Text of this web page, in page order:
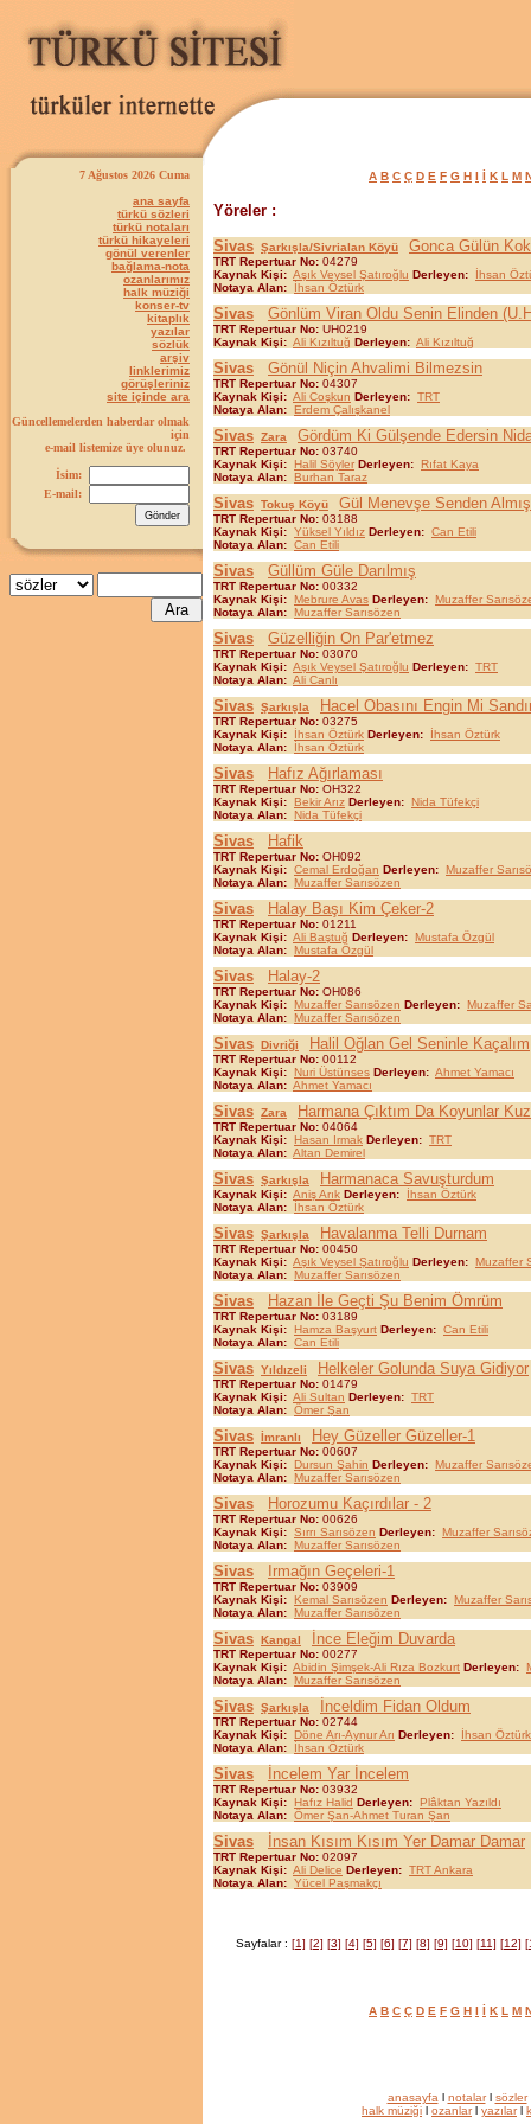
7 Ağustos 2026 Cuma
ana sayfa
türkü sözleri
türkü notaları
türkü hikayeleri
gönül verenler
bağlama-nota
ozanlarımız
halk müziği
konser-tv
kitaplık
yazılar
sözlük
arşiv
linklerimiz
görüşleriniz
site içinde ara
Güncellemelerden haberdar olmak
için
e-mail listemize üye olunuz.
İsim:
E-mail:
A B C Ç D E F G H I İ K L M
Yöreler :
Sivas Şarkışla/Sivrialan Köyü Gonca Gülün
TRT Repertuar No: 04279
Kaynak Kişi: Aşık Veysel Şatıroğlu Derleyen:
İhsan
Notaya Alan:
İhsan Öztürk
Sivas Gönlüm Viran Oldu Senin Elinden
TRT Repertuar No: UH0219
Kaynak Kişi: Ali Kızıltuğ Derleyen: Ali Kızıltuğ
Sivas Gönül Niçin Ahvalimi Bilmezsin
TRT Repertuar No: 04307
Kaynak Kişi: Ali Coşkun Derleyen: TRT
Notaya Alan: Erdem Çalışkanel
Sivas Zara Gördüm Ki Gülşende Edersin
TRT Repertuar No: 03740
Kaynak Kişi: Halil Söyler Derleyen: Rıfat Kaya
Notaya Alan: Burhan Taraz
Sivas Tokuş Köyü Gül Menevşe Senden
TRT Repertuar No: 03188
Kaynak Kişi: Yüksel Yıldız Derleyen: Can Etili
Notaya Alan: Can Etili
Sivas Güllüm Güle Darılmış
TRT Repertuar No: 00332
Kaynak Kişi: Mebrure Avas Derleyen: Muzaffer
Notaya Alan: Muzaffer Sarısözen
Sivas Güzelliğin On Par'etmez
TRT Repertuar No: 03070
Kaynak Kişi: Aşık Veysel Şatıroğlu Derleyen: TRT
Notaya Alan: Ali Canlı
Sivas Şarkışla Hacel Obasını Engin Mi
TRT Repertuar No: 03275
Kaynak Kişi:
İhsan Öztürk Derleyen:
İhsan Öztürk
Notaya Alan:
İhsan Öztürk
Sivas Hafız Ağırlaması
TRT Repertuar No: OH322
Kaynak Kişi: Bekir Arız Derleyen: Nida Tüfekçi
Notaya Alan: Nida Tüfekçi
Sivas Hafik
TRT Repertuar No: OH092
Kaynak Kişi: Cemal Erdoğan Derleyen: Muzaffer
Notaya Alan: Muzaffer Sarısözen
Sivas Halay Başı Kim Çeker-2
TRT Repertuar No: 01211
Kaynak Kişi: Ali Baştuğ Derleyen: Mustafa Özgül
Notaya Alan: Mustafa Özgül
Sivas Halay-2
TRT Repertuar No: OH086
Kaynak Kişi: Muzaffer Sarısözen Derleyen: Muzaffer
Notaya Alan: Muzaffer Sarısözen
Sivas Divriği Halil Oğlan Gel Seninle Kaçalım
TRT Repertuar No: 00112
Kaynak Kişi: Nuri Üstünses Derleyen: Ahmet Yamacı
Notaya Alan: Ahmet Yamacı
Sivas Zara Harmana Çıktım Da Koyunlar
TRT Repertuar No: 04064
Kaynak Kişi: Hasan Irmak Derleyen: TRT
Notaya Alan: Altan Demirel
Sivas Şarkışla Harmanaca Savuşturdum
Kaynak Kişi: Aniş Arık Derleyen:
İhsan Öztürk
Notaya Alan:
İhsan Öztürk
Sivas Şarkışla Havalanma Telli Durnam
TRT Repertuar No: 00450
Kaynak Kişi: Aşık Veysel Şatıroğlu Derleyen: Muzaffer
Notaya Alan: Muzaffer Sarısözen
Sivas Hazan İle Geçti Şu Benim Ömrüm
TRT Repertuar No: 03189
Kaynak Kişi: Hamza Başyurt Derleyen: Can Etili
Notaya Alan: Can Etili
Sivas Yıldızeli Helkeler Golunda Suya Gidiyor
TRT Repertuar No: 01479
Kaynak Kişi: Ali Sultan Derleyen: TRT
Notaya Alan: Ömer Şan
Sivas İmranlı Hey Güzeller Güzeller-1
TRT Repertuar No: 00607
Kaynak Kişi: Dursun Şahin Derleyen: Muzaffer
Notaya Alan: Muzaffer Sarısözen
Sivas Horozumu Kaçırdılar - 2
TRT Repertuar No: 00626
Kaynak Kişi: Sırrı Sarısözen Derleyen: Muzaffer
Notaya Alan: Muzaffer Sarısözen
Sivas Irmağın Geçeleri-1
TRT Repertuar No: 03909
Kaynak Kişi: Kemal Sarısözen Derleyen: Muzaffer
Notaya Alan: Muzaffer Sarısözen
Sivas Kangal İnce Eleğim Duvarda
TRT Repertuar No: 00277
Kaynak Kişi: Abidin Şimşek-Ali Rıza Bozkurt Derleyen:
Notaya Alan: Muzaffer Sarısözen
Sivas Şarkışla İnceldim Fidan Oldum
TRT Repertuar No: 02744
Kaynak Kişi: Döne Arı-Aynur Arı Derleyen:
İhsan Öztürk
Notaya Alan:
İhsan Öztürk
Sivas İncelem Yar İncelem
TRT Repertuar No: 03932
Kaynak Kişi: Hafız Halid Derleyen: Plâktan Yazıldı
Notaya Alan: Ömer Şan-Ahmet Turan Şan
Sivas İnsan Kısım Kısım Yer Damar Damar
TRT Repertuar No: 02097
Kaynak Kişi: Ali Delice Derleyen: TRT Ankara
Notaya Alan: Yücel Paşmakçı
Sayfalar : [1] [2] [3] [4] [5] [6] [7] [8] [9] [10] [11] [12]
A B C Ç D E F G H I İ K L M
anasayfa l notalarl sözler
halk müziği l ozanlarl yazılarl